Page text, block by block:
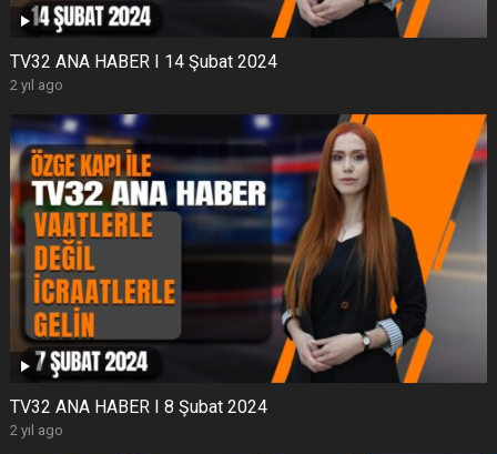
TV32 ANA HABER I 14 Şubat 2024
2 yıl ago
TV32 ANA HABER I 8 Şubat 2024
2 yıl ago